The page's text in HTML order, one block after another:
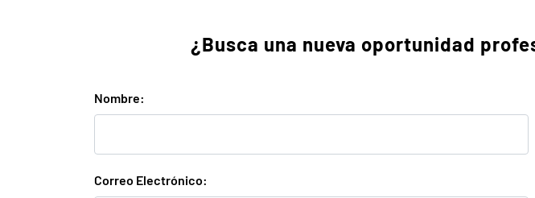
¿Busca una nueva oportunidad
Nombre:
Correo Electrónico: